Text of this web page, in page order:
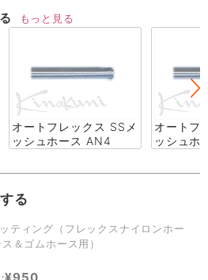
もっと見る
オートフレックス SSメ
ッシュホース AN4
オートフ
ッシュホ
る
ティング（フレックスナイロンホー
＆ゴムホース用）
¥950